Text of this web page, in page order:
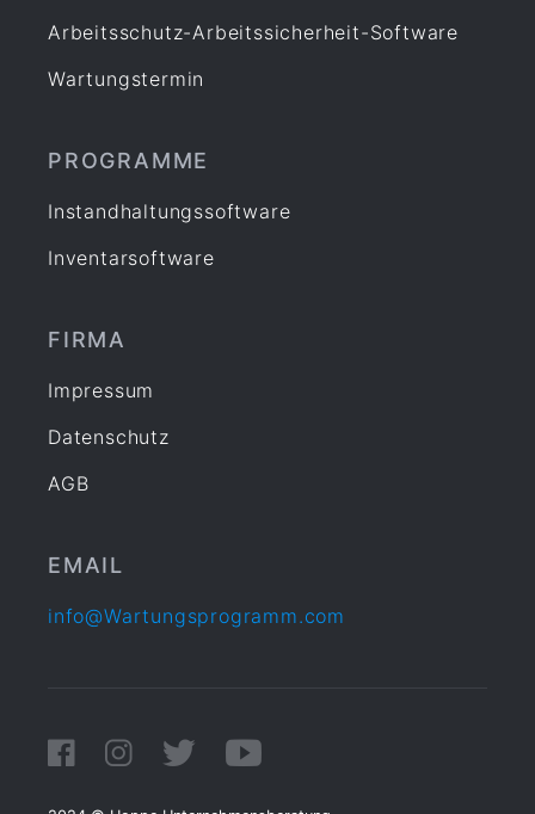
Arbeitsschutz-Arbeitssicherheit-Software
Wartungstermin
PROGRAMME
Instandhaltungssoftware
Inventarsoftware
FIRMA
Impressum
Datenschutz
AGB
EMAIL
info@Wartungsprogramm.com